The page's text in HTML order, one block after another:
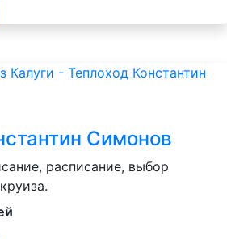
Симонов
расписание, выбор